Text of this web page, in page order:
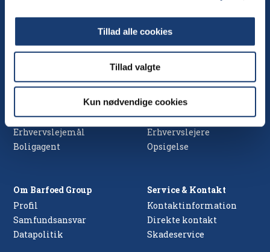
Tillad alle cookies
Tillad valgte
Kun nødvendige cookies
5100 Odense C
Postbox 167
info@barfoedgroup.dk
Cvr. nr. 25512979
Boliglejemål
Erhvervslejemål
Boligagent
Lejerinfo
Boliglejere
Erhvervslejere
Opsigelse
Om Barfoed Group
Profil
Samfundsansvar
Datapolitik
Service & Kontakt
Kontaktinformation
Direkte kontakt
Skadeservice